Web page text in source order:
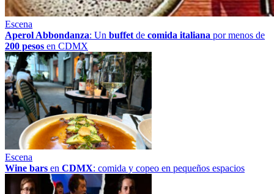
Escena
Aperol Abbondanza: Un buffet de comida italiana por menos de
200 pesos en CDMX
Escena
Wine bars en CDMX: comida y copeo en pequeños espacios